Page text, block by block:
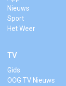
Nieuws
Sport
Het Weer
TV
Gids
OOG TV Nieuws